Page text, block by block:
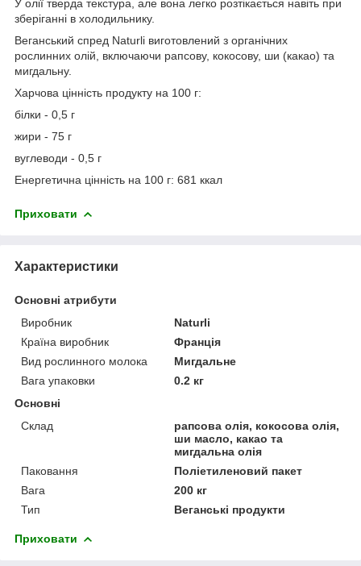
У олії тверда текстура, але вона легко розтікається навіть при
зберіганні в холодильнику.
Веганський спред Naturli виготовлений з органічних
рослинних олій, включаючи рапсову, кокосову, ши (какао) та
мигдальну.
Харчова цінність продукту на 100 г:
білки - 0,5 г
жири - 75 г
вуглеводи - 0,5 г
Енергетична цінність на 100 г: 681 ккал
Приховати
Характеристики
Основні атрибути
Виробник
Naturli
Країна виробник
Франція
Вид рослинного молока
Мигдальне
Вага упаковки
0.2 кг
Основні
Склад
рапсова олія, кокосова олія,
ши масло, какао та
мигдальна олія
Паковання
Поліетиленовий пакет
Вага
200 кг
Тип
Веганські продукти
Приховати